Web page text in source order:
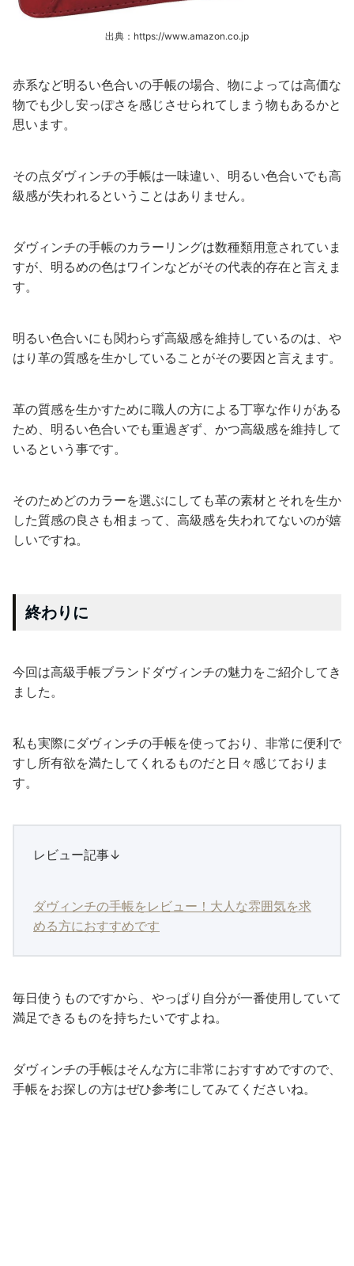
出典：https://www.amazon.co.jp
赤系など明るい色合いの手帳の場合、物によっては高価な
物でも少し安っぽさを感じさせられてしまう物もあるかと
思います。
その点ダヴィンチの手帳は一味違い、明るい色合いでも高
級感が失われるということはありません。
ダヴィンチの手帳のカラーリングは数種類用意されていま
すが、明るめの色はワインなどがその代表的存在と言えま
す。
明るい色合いにも関わらず高級感を維持しているのは、や
はり革の質感を生かしていることがその要因と言えます。
革の質感を生かすために職人の方による丁寧な作りがある
ため、明るい色合いでも重過ぎず、かつ高級感を維持して
いるという事です。
そのためどのカラーを選ぶにしても革の素材とそれを生か
した質感の良さも相まって、高級感を失われてないのが嬉
しいですね。
終わりに
今回は高級手帳ブランドダヴィンチの魅力をご紹介してき
ました。
私も実際にダヴィンチの手帳を使っており、非常に便利で
すし所有欲を満たしてくれるものだと日々感じておりま
す。
レビュー記事↓
ダヴィンチの手帳をレビュー！大人な雰囲気を求
める方におすすめです
毎日使うものですから、やっぱり自分が一番使用していて
満足できるものを持ちたいですよね。
ダヴィンチの手帳はそんな方に非常におすすめですので、
手帳をお探しの方はぜひ参考にしてみてくださいね。